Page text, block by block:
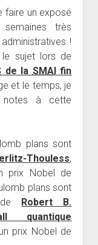
faire un exposé
très
!
le sujet lors de
de la SMAIfin
et le temps, je
notes à cette
plans sont
Thouless,
prix Nobel de
plans sont
de Robert B.
quantique
prix Nobel de